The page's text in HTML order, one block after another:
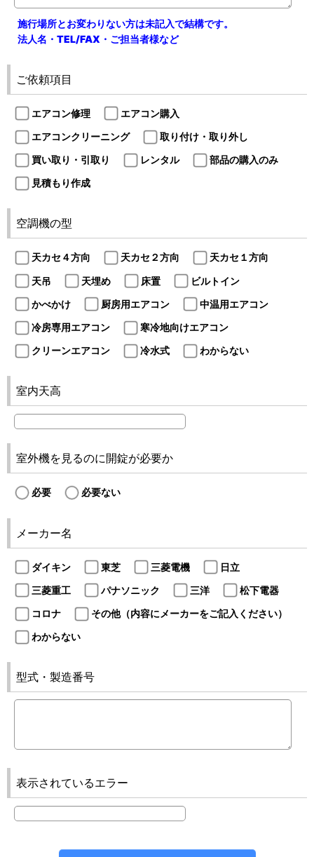
施行場所とお変わりない方は未記入で結構です。
法人名・TEL/FAX・ご担当者様など
ご依頼項目
エアコン修理
エアコン購入
エアコンクリーニング
取り付け・取り外し
買い取り・引取り
レンタル
部品の購入のみ
見積もり作成
空調機の型
天カセ４方向 天カセ２方向
天カセ１方向
天吊
天埋め 床置
ビルトイン
かべかけ
厨房用エアコン
中温用エアコン
冷房専用エアコン
寒冷地向けエアコン
クリーンエアコン
冷水式 わからない
室内天高
室外機を見るのに開錠が必要か
必要 必要ない
メーカー名
ダイキン 東芝 三菱電機
日立
三菱重工
パナソニック 三洋
松下電器
コロナ
その他（内容にメーカーをご記入ください）
わからない
型式・製造番号
表示されているエラー